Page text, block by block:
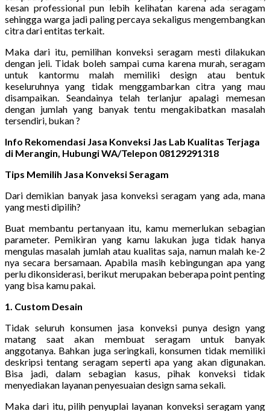
kesan professional pun lebih kelihatan karena ada seragam
sehingga warga jadi paling percaya sekaligus mengembangkan
citra dari entitas terkait.
Maka dari itu, pemilihan konveksi seragam mesti dilakukan
dengan jeli. Tidak boleh sampai cuma karena murah, seragam
untuk kantormu malah memiliki design atau bentuk
keseluruhnya yang tidak menggambarkan citra yang mau
disampaikan. Seandainya telah terlanjur apalagi memesan
dengan jumlah yang banyak tentu mengakibatkan masalah
tersendiri, bukan ?
Info Rekomendasi Jasa Konveksi Jas Lab Kualitas Terjaga
di Merangin, Hubungi WA/Telepon 08129291318
Tips Memilih Jasa Konveksi Seragam
Dari demikian banyak jasa konveksi seragam yang ada, mana
yang mesti dipilih?
Buat membantu pertanyaan itu, kamu memerlukan sebagian
parameter. Pemikiran yang kamu lakukan juga tidak hanya
mengulas masalah jumlah atau kualitas saja, namun malah ke-2
nya secara bersamaan. Apabila masih kebingungan apa yang
perlu dikonsiderasi, berikut merupakan beberapa point penting
yang bisa kamu pakai.
1. Custom Desain
Tidak seluruh konsumen jasa konveksi punya design yang
matang saat akan membuat seragam untuk banyak
anggotanya. Bahkan juga seringkali, konsumen tidak memiliki
deskripsi tentang seragam seperti apa yang akan digunakan.
Bisa jadi, dalam sebagian kasus, pihak konveksi tidak
menyediakan layanan penyesuaian design sama sekali.
Maka dari itu, pilih penyuplai layanan konveksi seragam yang